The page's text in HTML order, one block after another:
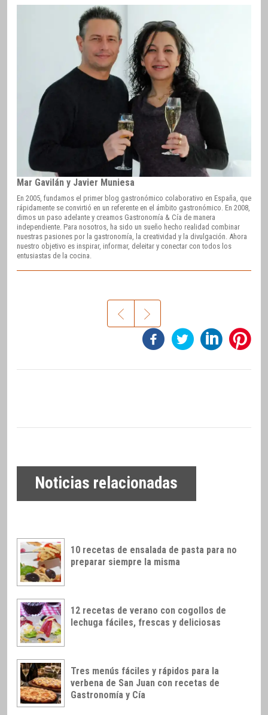
Mar Gavilán y Javier Muniesa
En 2005, fundamos el primer blog gastronómico colaborativo en España, que
rápidamente se convirtió en un referente en el ámbito gastronómico. En 2008,
dimos un paso adelante y creamos Gastronomía & Cía de manera
independiente. Para nosotros, ha sido un sueño hecho realidad combinar
nuestras pasiones por la gastronomía, la creatividad y la divulgación. Ahora
nuestro objetivo es inspirar, informar, deleitar y conectar con todos los
entusiastas de la cocina.
Noticias relacionadas
10 recetas de ensalada de pasta para no
preparar siempre la misma
12 recetas de verano con cogollos de
lechuga fáciles, frescas y deliciosas
Tres menús fáciles y rápidos para la
verbena de San Juan con recetas de
Gastronomía y Cía